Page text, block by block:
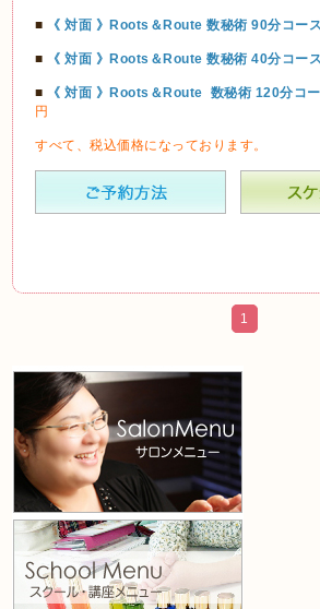
■ 《 対面 》Roots＆Route 数秘術 90分コー
■ 《 対面 》Roots＆Route数秘術40分コー
■ 《 対面 》Roots＆Route 数秘術 120分コ
円
すべて、税込価格になっております。
1